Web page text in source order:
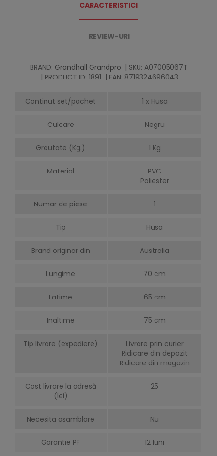
CARACTERISTICI
REVIEW-URI
BRAND: Grandhall Grandpro | SKU: A07005067T
| PRODUCT ID: 1891 | EAN: 8719324696043
Continut set/pachet 1 x Husa
Culoare Negru
Greutate (Kg.) 1 Kg
Material
PVC
Poliester
Numar de piese 1
Tip Husa
Brand originar din Australia
Lungime 70 cm
Latime 65 cm
Inaltime 75 cm
Tip livrare (expediere)
Livrare prin curier
Ridicare din depozit
Ridicare din magazin
Cost livrare la adresă
(lei)
25
Necesita asamblare Nu
Garantie PF 12 luni